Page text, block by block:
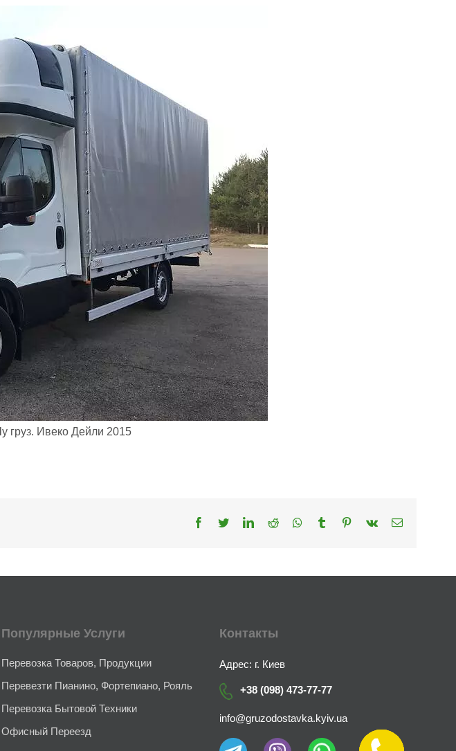
груз. Ивеко Дейли 2015
Facebook
TwitterLinkedIn
Reddit Whatsapp
Tumblr Pinterest
Vk Email
Популярные Услуги
Перевозка Товаров, Продукции
Перевезти Пианино, Фортепиано, Рояль
Перевозка Бытовой Техники
Офисный Переезд
Контакты
Адрес: г. Киев
+38 (098) 473-77-77
info@gruzodostavka.kyiv.ua
Заказать